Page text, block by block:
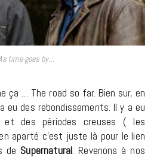
time goes by…
ça … The road so far. Bien sur, en
eu des rebondissements. Il y a eu
et des périodes creuses ( les
aparté c’est juste là pour le lien
de Supernatural. Revenons à nos